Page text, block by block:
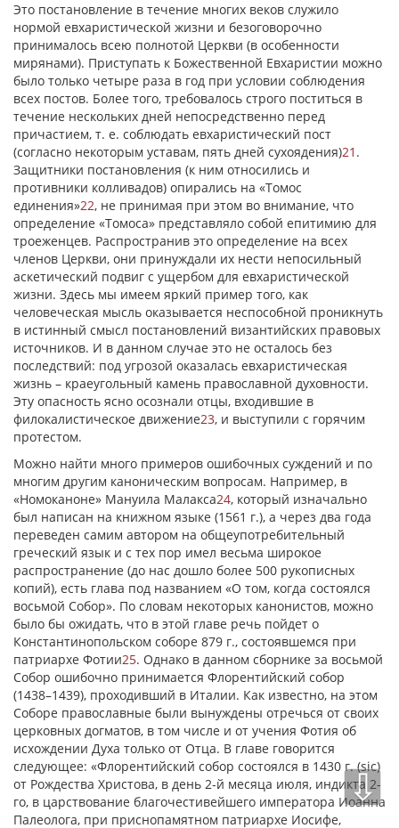
Это постановление в течение многих веков служило
нормой евхаристической жизни и безоговорочно
принималось всею полнотой Церкви (в особенности
мирянами). Приступать к Божественной Евхаристии можно
было только четыре раза в год при условии соблюдения
всех постов. Более того, требовалось строго поститься в
течение нескольких дней непосредственно перед
причастием, т. е. соблюдать евхаристический пост
(согласно некоторым уставам, пять дней сухоядения)21 .
Защитники постановления (к ним относились и
противники колливадов) опирались на «Томос
единения»22, не принимая при этом во внимание, что
определение «Томоса» представляло собой епитимию для
троеженцев. Распространив это определение на всех
членов Церкви, они принуждали их нести непосильный
аскетический подвиг с ущербом для евхаристической
жизни. Здесь мы имеем яркий пример того, как
человеческая мысль оказывается неспособной проникнуть
в истинный смысл постановлений византийских правовых
источников. И в данном случае это не осталось без
последствий: под угрозой оказалась евхаристическая
жизнь – краеугольный камень православной духовности.
Эту опасность ясно осознали отцы, входившие в
филокалистическое движение23, и выступили с горячим
протестом.
Можно найти много примеров ошибочных суждений и по
многим другим каноническим вопросам. Например, в
«Номоканоне» Мануила Малакса24, который изначально
был написан на книжном языке (1561 г.), а через два года
переведен самим автором на общеупотребительный
греческий язык и с тех пор имел весьма широкое
распространение (до нас дошло более 500 рукописных
копий), есть глава под названием «О том, когда состоялся
восьмой Собор». По словам некоторых канонистов, можно
было бы ожидать, что в этой главе речь пойдет о
Константинопольском соборе 879 г., состоявшемся при
патриархе Фотии25. Однако в данном сборнике за восьмой
Собор ошибочно принимается Флорентийский собор
(1438–1439), проходивший в Италии. Как известно, на этом
Соборе православные были вынуждены отречься от своих
церковных догматов, в том числе и от учения Фотия об
исхождении Духа только от Отца. В главе говорится
следующее: «Флорентийский собор состоялся в 1430 г. (sic)
от Рождества Христова, в день 2-й месяца июля, индикта 2-
го, в царствование благочестивейшего императора Иоанна
Палеолога, при приснопамятном патриархе Иосифе,
⇩